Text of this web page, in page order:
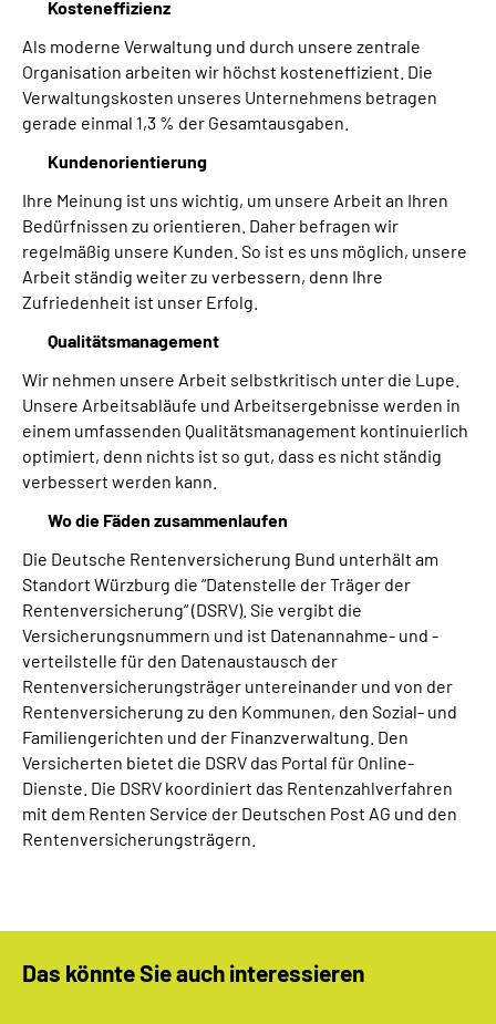
Kosteneffizienz
Als moderne Verwaltung und durch unsere zentrale
Organisation arbeiten wir höchst kosteneffizient. Die
Verwaltungskosten unseres Unternehmens betragen
gerade einmal 1,3 % der Gesamtausgaben.
Kundenorientierung
Ihre Meinung ist uns wichtig, um unsere Arbeit an Ihren
Bedürfnissen zu orientieren. Daher befragen wir
regelmäßig unsere Kunden. So ist es uns möglich, unsere
Arbeit ständig weiter zu verbessern, denn Ihre
Zufriedenheit ist unser Erfolg.
Qualitätsmanagement
Wir nehmen unsere Arbeit selbstkritisch unter die Lupe.
Unsere Arbeitsabläufe und Arbeitsergebnisse werden in
einem umfassenden Qualitätsmanagement kontinuierlich
optimiert, denn nichts ist so gut, dass es nicht ständig
verbessert werden kann.
Wo die Fäden zusammenlaufen
Die Deutsche Rentenversicherung Bund unterhält am
Standort Würzburg die “Datenstelle der Träger der
Rentenversicherung“ (DSRV). Sie vergibt die
Versicherungsnummern und ist Datenannahme- und -
verteilstelle für den Datenaustausch der
Rentenversicherungsträger untereinander und von der
Rentenversicherung zu den Kommunen, den Sozial- und
Familiengerichten und der Finanzverwaltung. Den
Versicherten bietet die DSRV das Portal für Online-
Dienste. Die DSRV koordiniert das Rentenzahlverfahren
mit dem Renten Service der Deutschen Post AG und den
Rentenversicherungsträgern.
Das könnte Sie auch interessieren